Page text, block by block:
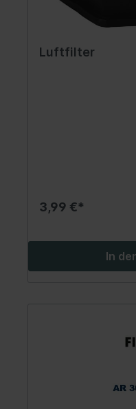
Luftfilter
3,99 €*
In